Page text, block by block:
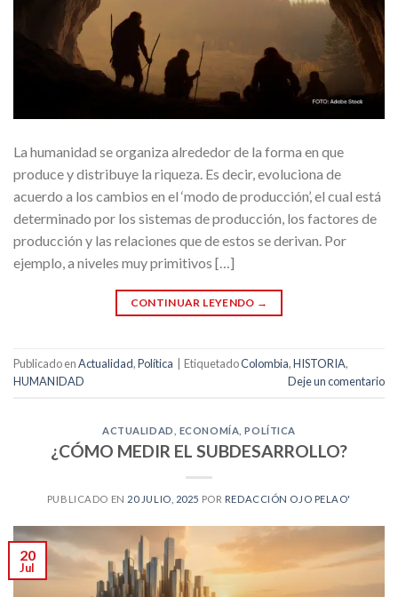
La humanidad se organiza alrededor de la forma en que
produce y distribuye la riqueza. Es decir, evoluciona de
acuerdo a los cambios en el ‘modo de producción’, el cual está
determinado por los sistemas de producción, los factores de
producción y las relaciones que de estos se derivan. Por
ejemplo, a niveles muy primitivos […]
CONTINUAR LEYENDO →
Publicado enActualidad,Política EtiquetadoColombia,HISTORIA,
HUMANIDAD
Deje un comentario
ACTUALIDAD ECONOMÍA ,POLÍTICA
¿CÓMO MEDIR EL SUBDESARROLLO?
PUBLICADO EN 20 JULIO, 2025 POR REDACCIÓN OJO PELAO'
20
Jul